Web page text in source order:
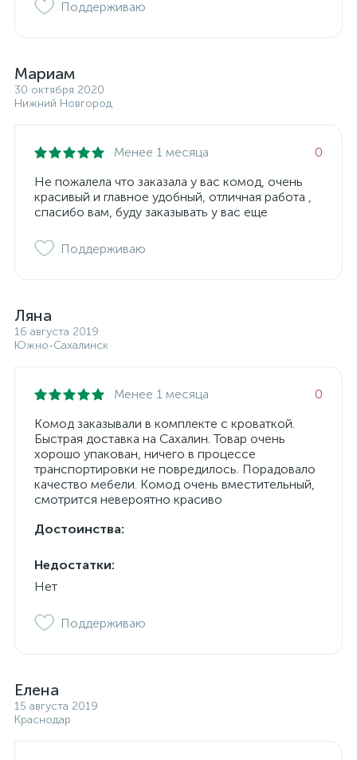
Поддерживаю
Мариам
30 октября 2020
Нижний Новгород
Менее 1 месяца
0
Не пожалела что заказала у вас комод, очень
красивый и главное удобный, отличная работа ,
спасибо вам, буду заказывать у вас еще
Поддерживаю
Ляна
16 августа 2019
Южно-Сахалинск
Менее 1 месяца
0
Комод заказывали в комплекте с кроваткой.
Быстрая доставка на Сахалин. Товар очень
хорошо упакован, ничего в процессе
транспортировки не повредилось. Порадовало
качество мебели. Комод очень вместительный,
смотрится невероятно красиво
Достоинства:
Недостатки:
Нет
Поддерживаю
Елена
15 августа 2019
Краснодар